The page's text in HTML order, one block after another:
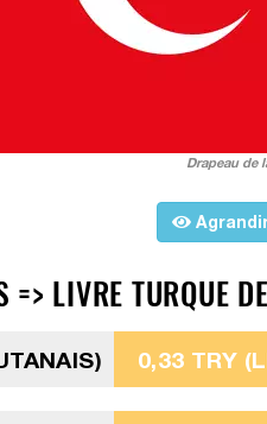
Drapeau de
=> LIVRE TURQUE
0,33 TRY